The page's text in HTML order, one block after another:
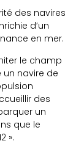
des navires
d’un
en mer.
le champ
un navire de
des
un
que le
».